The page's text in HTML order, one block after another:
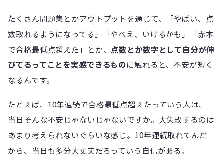
たくさん問題集とかアウトプットを通じて、「やばい、点
数取れるようになってる」「やべえ、いけるかも」「赤本
で合格最低点超えた」とか、 点数とか数字として自分が伸
びてるってことを実感できるものに触れると、不安が短く
なるんです。
たとえば、10年連続で合格最低点超えたっていう人は、
当日そんな不安じゃないじゃないですか。大失敗するのは
あまり考えられないぐらいな感じ。10年連続取れてんだ
から、当日も多分大丈夫だろっていう自信がある。